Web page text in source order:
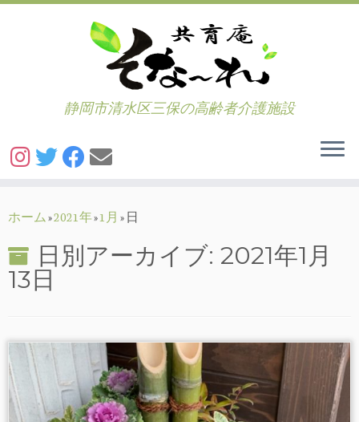
ン
ン
ツ
キ
ッ
プ
静岡市清水区三保の高齢者介護施設
ホーム»2021年»1月 » 日
日別アーカイブ: 2021年1月
13日